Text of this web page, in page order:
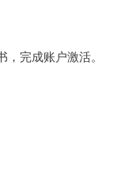
完成账户激活。